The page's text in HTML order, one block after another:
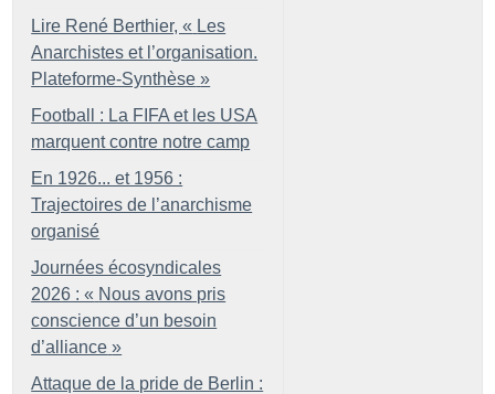
Lire René Berthier, « Les
Anarchistes et l’organisation.
Plateforme-Synthèse »
Football : La FIFA et les USA
marquent contre notre camp
En 1926... et 1956 :
Trajectoires de l’anarchisme
organisé
Journées écosyndicales
2026 : « Nous avons pris
conscience d’un besoin
d’alliance »
Attaque de la pride de Berlin :